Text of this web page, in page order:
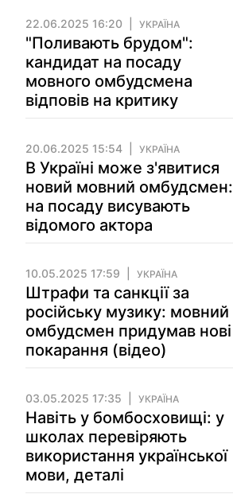
22.06.2025 16:20 УКРАЇНА
"Поливають брудом":
кандидат на посаду
мовного омбудсмена
відповів на критику
20.06.2025 15:54 УКРАЇНА
В Україні може з'явитися
новий мовний омбудсмен:
на посаду висувають
відомого актора
10.05.2025 17:59 УКРАЇНА
Штрафи та санкції за
російську музику: мовний
омбудсмен придумав нові
покарання (відео)
03.05.2025 17:35 УКРАЇНА
Навіть у бомбосховищі: у
школах перевіряють
використання української
мови, деталі